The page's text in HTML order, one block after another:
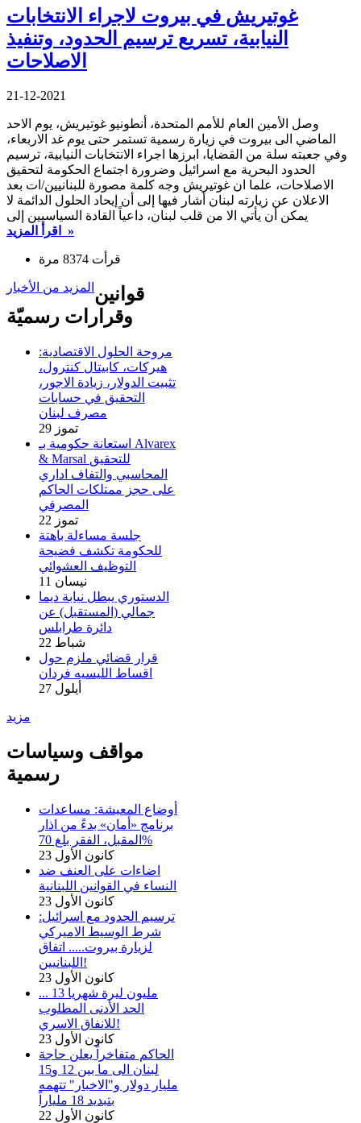
غوتيريش في بيروت لاجراء الانتخابات
النيابية، تسريع ترسيم الحدود، وتنفيذ
الاصلاحات
21-12-2021
وصل الأمين العام للأمم المتحدة، أنطونيو غوتيريش، يوم الاحد
الماضي الى بيروت في زيارة رسمية تستمر حتى يوم غد الاربعاء،
وفي جعبته سلة من القضايا، ابرزها اجراء الانتخابات النيابية، ترسيم
الحدود البحرية مع اسرائيل وضرورة اجتماع الحكومة لتحقيق
الاصلاحات، علما ان غوتيريش وجه كلمة مصورة للبنانيين/ات بعد
الاعلان عن زيارته لبنان أشار فيها إلى أن إيحاد الحلول الدائمة لا
يمكن أن يأتي الا من قلب لبنان، داعياً القادة السياسيين إلى
اقرأ المزيد »
قرأت 8374 مرة
المزيد من الأخبار قوانين
وقرارات رسميّة
مروحة الحلول الاقتصادية:
هيركات، كابيتال كنترول،
تثبيت الدولار، زيادة الاجور،
التحقيق في حسابات
مصرف لبنان
29 تموز
استعانة حكومية بـ Alvarex
& Marsal للتحقيق
المحاسبي والتفاف اداري
على حجز ممتلكات الحاكم
المصرفي
22 تموز
جلسة مساءلة باهتة
للحكومة تكشف فضيحة
التوظيف العشوائي
11 نيسان
الدستوري يبطل نيابة ديما
جمالي (المستقبل) عن
دائرة طرابلس
22 شباط
قرار قضائي ملزم حول
اقساط الليسيه فردان
27 أيلول
مزيد
مواقف وسياسات
رسمية
أوضاع المعيشة: مساعدات
برنامج «أمان» بدءً من اذار
المقبل، الفقر بلغ 70%
23 كانون الأول
اضاءات على العنف ضد
النساء في القوانين اللبنانية
23 كانون الأول
ترسيم الحدود مع اسرائيل:
شرط الوسيط الاميركي
لزيارة بيروت..... اتفاق
اللبنانيين!
23 كانون الأول
... 13 مليون ليرة شهريا
الحد الأدنى المطلوب
للانفاق الاسري!
23 كانون الأول
الحاكم متفاخراً يعلن حاجة
لبنان الى ما بين 12 و15
مليار دولار و"الاخبار" تتهمه
بتبديد 18 ملياراً
22 كانون الأول